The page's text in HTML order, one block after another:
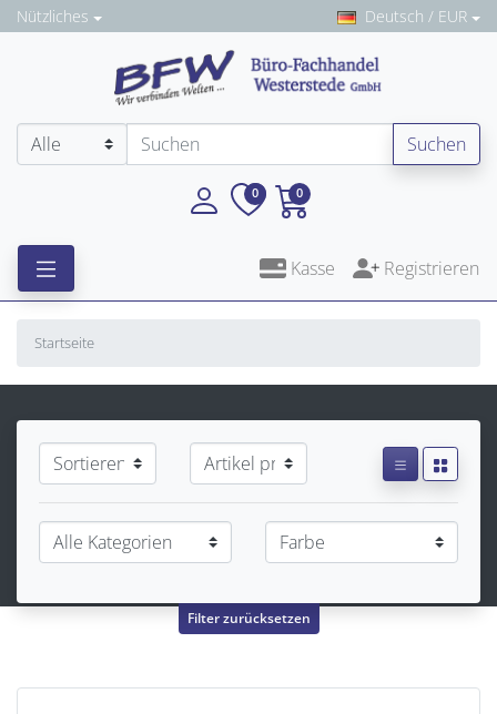
Nützliches Deutsch / EUR
Suchen
0 0
Kasse Registrieren
Startseite
Filter zurücksetzen